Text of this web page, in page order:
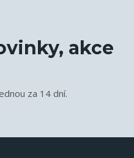
akce
za 14 dní.